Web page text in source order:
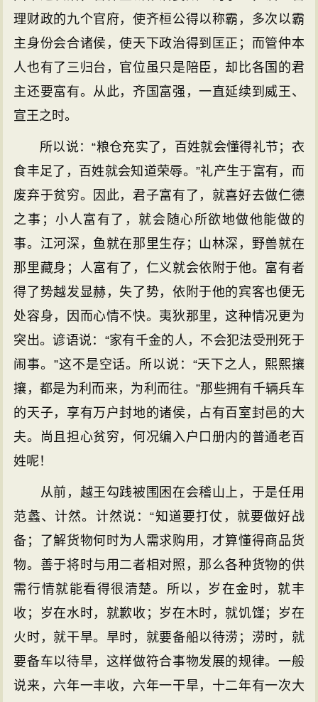
理财政的九个官府，使齐桓公得以称霸，多次以霸
主身份会合诸侯，使天下政治得到匡正；而管仲本
人也有了三归台，官位虽只是陪臣，却比各国的君
主还要富有。从此，齐国富强，一直延续到威王、
宣王之时。
所以说：“粮仓充实了，百姓就会懂得礼节；衣
食丰足了，百姓就会知道荣辱。”礼产生于富有，而
废弃于贫穷。因此，君子富有了，就喜好去做仁德
之事；小人富有了，就会随心所欲地做他能做的
事。江河深，鱼就在那里生存；山林深，野兽就在
那里藏身；人富有了，仁义就会依附于他。富有者
得了势越发显赫，失了势，依附于他的宾客也便无
处容身，因而心情不快。夷狄那里，这种情况更为
突出。谚语说：“家有千金的人，不会犯法受刑死于
闹事。”这不是空话。所以说：“天下之人，熙熙攘
攘，都是为利而来，为利而往。”那些拥有千辆兵车
的天子，享有万户封地的诸侯，占有百室封邑的大
夫。尚且担心贫穷，何况编入户口册内的普通老百
姓呢！
从前，越王勾践被围困在会稽山上，于是任用
范蠡、计然。计然说：“知道要打仗，就要做好战
备；了解货物何时为人需求购用，才算懂得商品货
物。善于将时与用二者相对照，那么各种货物的供
需行情就能看得很清楚。所以，岁在金时，就丰
收；岁在水时，就歉收；岁在木时，就饥馑；岁在
火时，就干旱。旱时，就要备船以待涝；涝时，就
要备车以待旱，这样做符合事物发展的规律。一般
说来，六年一丰收，六年一干旱，十二年有一次大